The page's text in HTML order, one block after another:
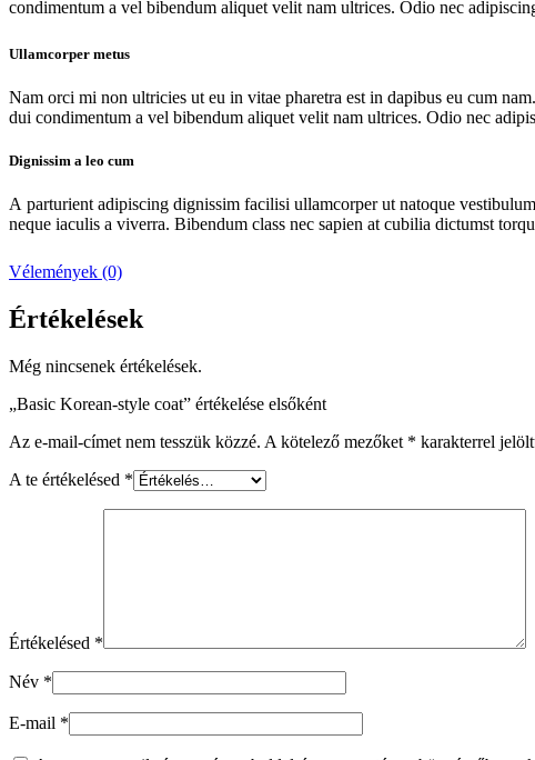
condimentum a vel bibendum aliquet velit nam ultrices. Odio nec
Ullamcorper metus
Nam orci mi non ultricies ut eu in vitae pharetra est in dapibus eu cum
dui condimentum a vel bibendum aliquet velit nam ultrices. Odio nec
Dignissim a leo cum
A parturient adipiscing dignissim facilisi ullamcorper ut natoque
neque iaculis a viverra. Bibendum class nec sapien at cubilia dictumst
Vélemények (0)
Értékelések
Még nincsenek értékelések.
„Basic Korean-style coat” értékelése elsőként
Az e-mail-címet nem tesszük közzé. A kötelező mezőket * karakterrel
A te értékelésed *
Értékelésed *
Név *
E-mail *